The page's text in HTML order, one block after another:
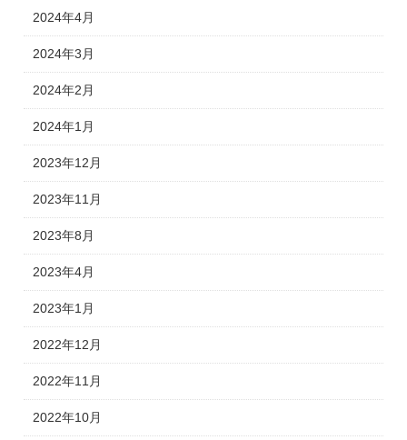
2024年4月
2024年3月
2024年2月
2024年1月
2023年12月
2023年11月
2023年8月
2023年4月
2023年1月
2022年12月
2022年11月
2022年10月